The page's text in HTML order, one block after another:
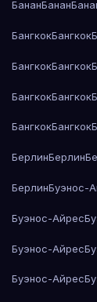
БананБанан
БангкокБангкок
БангкокБангкок
БангкокБангкок
БангкокБангкок
БерлинБерлин
БерлинБуэнос-
Буэнос-Айрес
Буэнос-Айрес
Буэнос-Айрес